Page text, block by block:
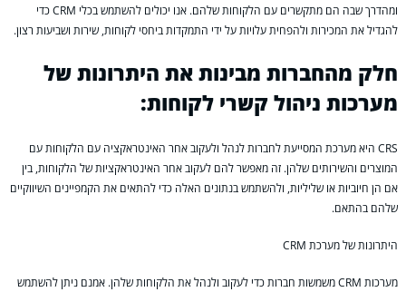
ומהדרך שבה הם מתקשרים עם הלקוחות שלהם. אנו יכולים להשתמש בכלי CRM כדי
להגדיל את המכירות ולהפחית עלויות על ידי התמקדות ביחסי לקוחות, שירות ושביעות רצון.
חלק מהחברות מבינות את היתרונות של
מערכות ניהול קשרי לקוחות:
CRS היא מערכת המסייעת לחברות לנהל ולעקוב אחר האינטראקציה עם הלקוחות עם
המוצרים והשירותים שלהן. זה מאפשר להם לעקוב אחר האינטראקציות של הלקוחות, בין
אם הן חיוביות או שליליות, ולהשתמש בנתונים האלה כדי להתאים את הקמפיינים השיווקיים
שלהם בהתאם.
היתרונות של מערכת CRM
מערכות CRM משמשות חברות כדי לעקוב ולנהל את הלקוחות שלהן. אמנם ניתן להשתמש